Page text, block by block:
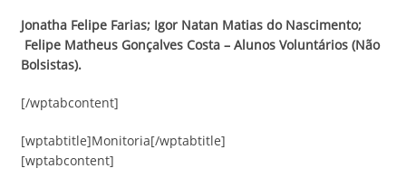
Jonatha Felipe Farias; Igor Natan Matias do Nascimento;
Felipe Matheus Gonçalves Costa – Alunos Voluntários (Não
Bolsistas).
[/wptabcontent]
[wptabtitle]Monitoria[/wptabtitle]
[wptabcontent]